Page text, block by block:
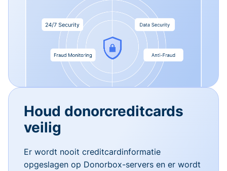
Houd donorcreditcards
veilig
Er wordt nooit creditcardinformatie
opgeslagen op Donorbox-servers en er wordt